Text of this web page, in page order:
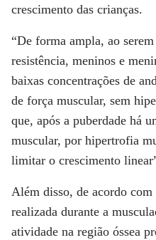
crescimento das crianças.
“De forma ampla, ao
resistência, meninos e
baixas concentrações de
de força muscular, sem
que, após a puberdade há
muscular, por hipertrofia
limitar o crescimento
Além disso, de acordo com
realizada durante a
atividade na região óssea